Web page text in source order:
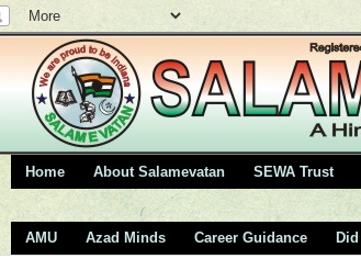
Home About Salamevatan SEWA Trust
AMU Azad Minds Career Guidance